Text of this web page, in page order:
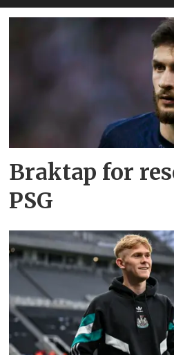
Braktap for
PSG